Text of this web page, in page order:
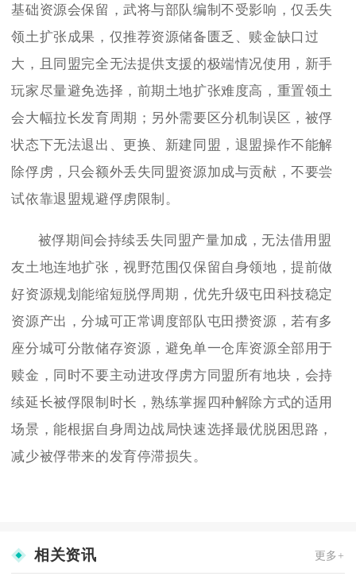
基础资源会保留，武将与部队编制不受影响，仅丢失
领土扩张成果，仅推荐资源储备匮乏、赎金缺口过
大，且同盟完全无法提供支援的极端情况使用，新手
玩家尽量避免选择，前期土地扩张难度高，重置领土
会大幅拉长发育周期；另外需要区分机制误区，被俘
状态下无法退出、更换、新建同盟，退盟操作不能解
除俘虏，只会额外丢失同盟资源加成与贡献，不要尝
试依靠退盟规避俘虏限制。
被俘期间会持续丢失同盟产量加成，无法借用盟
友土地连地扩张，视野范围仅保留自身领地，提前做
好资源规划能缩短脱俘周期，优先升级屯田科技稳定
资源产出，分城可正常调度部队屯田攒资源，若有多
座分城可分散储存资源，避免单一仓库资源全部用于
赎金，同时不要主动进攻俘虏方同盟所有地块，会持
续延长被俘限制时长，熟练掌握四种解除方式的适用
场景，能根据自身周边战局快速选择最优脱困思路，
减少被俘带来的发育停滞损失。
相关资讯 更多+